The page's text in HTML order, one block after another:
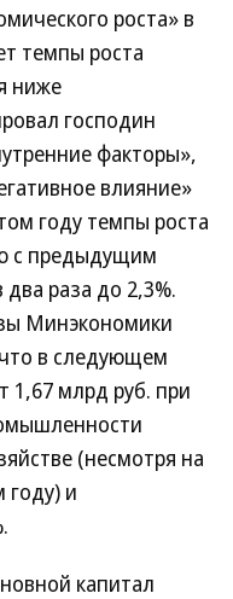
роста» в
темпы роста
ниже
господин
факторы»,
влияние»
году темпы роста
с предыдущим
раза до 2,3%.
Минэкономики
в следующем
1,67 млрд руб. при
(несмотря на
и
капитал